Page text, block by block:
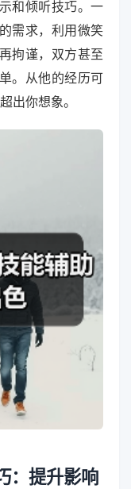
和倾听技巧。一
需求，利用微笑
拘谨，双方甚至
。从他的经历可
出你想象。
：提升影响